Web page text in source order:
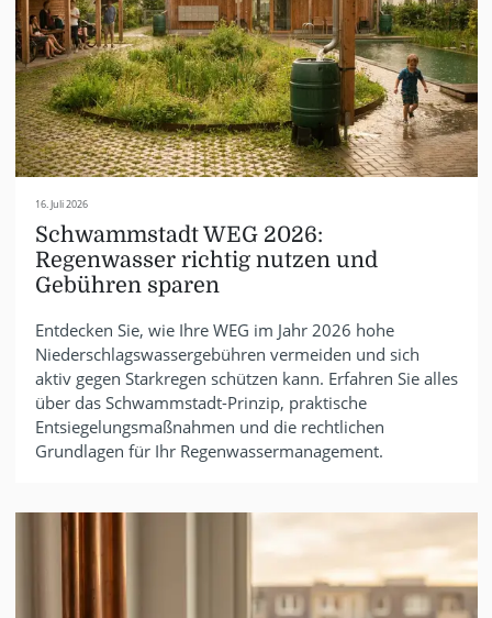
16. Juli 2026
Schwammstadt WEG 2026:
Regenwasser richtig nutzen und
Gebühren sparen
Entdecken Sie, wie Ihre WEG im Jahr 2026 hohe
Niederschlagswassergebühren vermeiden und sich
aktiv gegen Starkregen schützen kann. Erfahren Sie alles
über das Schwammstadt-Prinzip, praktische
Entsiegelungsmaßnahmen und die rechtlichen
Grundlagen für Ihr Regenwassermanagement.